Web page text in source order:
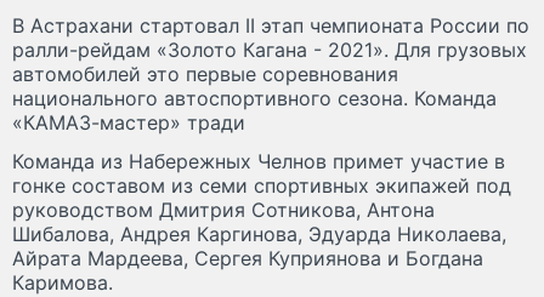
В Астрахани стартовал II этап чемпионата России по
ралли-рейдам «Золото Кагана - 2021». Для грузовых
автомобилей это первые соревнования
национального автоспортивного сезона. Команда
«КАМАЗ-мастер» тради
Команда из Набережных Челнов примет участие в
гонке составом из семи спортивных экипажей под
руководством Дмитрия Сотникова, Антона
Шибалова, Андрея Каргинова, Эдуарда Николаева,
Айрата Мардеева, Сергея Куприянова и Богдана
Каримова.